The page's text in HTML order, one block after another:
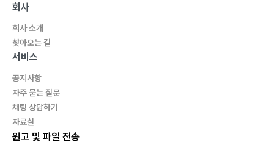
회사
회사 소개
찾아오는 길
서비스
공지사항
자주 묻는 질문
채팅 상담하기
자료실
원고 및 파일 전송